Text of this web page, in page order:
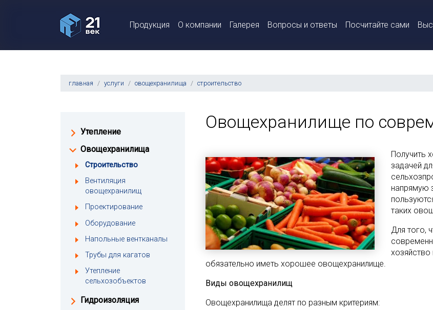
Продукция О компании Галерея Вопросы и ответы Посчитайте сами
главная услуги овощехранилища строительство
Овощехранилище по
Получить
задачей
напрямую
таких
Для того,
обязательно иметь хорошее овощехранилище.
Виды овощехранилищ
Овощехранилища делят по разным критериям:
Утепление
Овощехранилища
Строительство
Вентиляция
овощехранилищ
Проектирование
Оборудование
Напольные вентканалы
Трубы для кагатов
Утепление
сельхозобъектов
Гидроизоляция